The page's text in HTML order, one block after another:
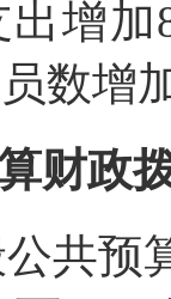
增加
数增
财政
共预